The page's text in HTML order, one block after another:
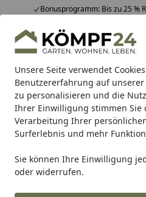
Unsere Seite verwendet
Benutzererfahrung auf
zu personalisieren und die
Ihrer Einwilligung stimmen Sie
Verarbeitung Ihrer
Surferlebnis und mehr
Sie können Ihre Einwilligung
oder widerrufen.
Bonusprogramm: Bis zu 25 %
Hotline07051 / 9 22 22
Mo-Fr. 8-16 Uhr 25.980
Alle Produkte
Alle ProdukteHighlights
Dein
Supersprox Kit